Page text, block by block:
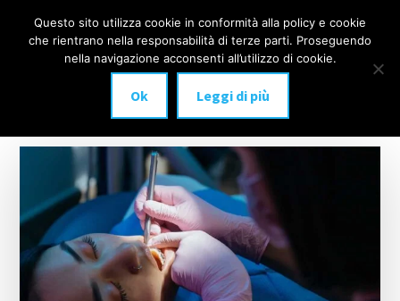
Additional
menu
IMPLANTOLOGIA
DENTALE
anche
carico
immediato!
Menu
Questo sito utilizza cookie in conformità alla policy e cookie
che rientrano nella responsabilità di terze parti. Proseguendo
nella navigazione acconsenti all’utilizzo di cookie.
Ok Leggi di più